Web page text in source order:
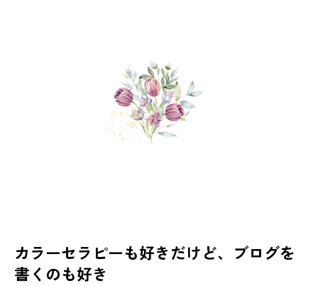
カラーセラピーも好きだけど、ブログを
書くのも好き